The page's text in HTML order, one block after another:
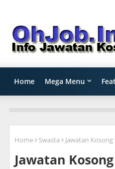
Home Mega Menu
Home Swasta Jawatan
Jawatan